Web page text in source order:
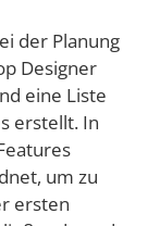
der Planung
Designer
eine Liste
erstellt. In
um zu
ersten